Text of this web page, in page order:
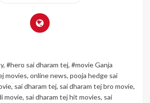
, #hero sai dharam tej, #movie Ganja
movies, online news, pooja hedge sai
, sai dharam tej, sai dharam tej bro movie,
movie, sai dharam tej hit movies, sai